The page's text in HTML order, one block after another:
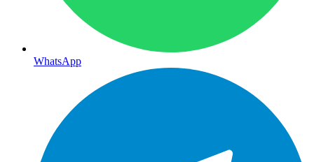
WhatsApp